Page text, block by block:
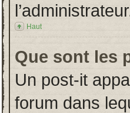
Haut
Que sont les
Un post-it
forum dans